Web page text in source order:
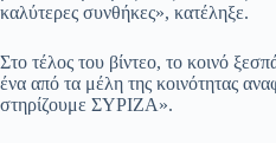
καλύτερες συνθήκες», κατέληξε.
Στο τέλος του βίντεο, το κοινό
ένα από τα μέλη της κοινότητας
στηρίζουμε ΣΥΡΙΖΑ».